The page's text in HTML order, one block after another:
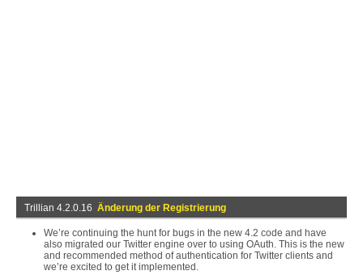
Trillian 4.2.0.16 Änderung der Registrierung
We’re continuing the hunt for bugs in the new 4.2 code and have
also migrated our Twitter engine over to using OAuth. This is the new
and recommended method of authentication for Twitter clients and
we’re excited to get it implemented.